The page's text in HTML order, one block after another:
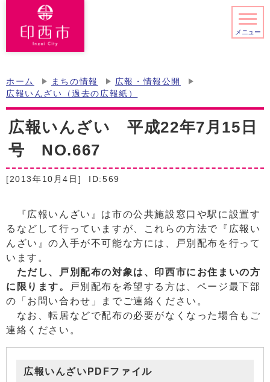
メニュー
ホーム まちの情報
広報・情報公開
広報いんざい（過去の広報紙）
広報いんざい 平成22年7月15日
号 NO.667
[2013年10月4日] ID:569
『広報いんざい』は市の公共施設窓口や駅に設置す
るなどして行っていますが、これらの方法で『広報い
んざい』の入手が不可能な方には、戸別配布を行って
います。
ただし、戸別配布の対象は、印西市にお住まいの方
に限ります。
戸別配布を希望する方は、ページ最下部
の「お問い合わせ」までご連絡ください。
なお、転居などで配布の必要がなくなった場合もご
連絡ください。
広報いんざいPDFファイル